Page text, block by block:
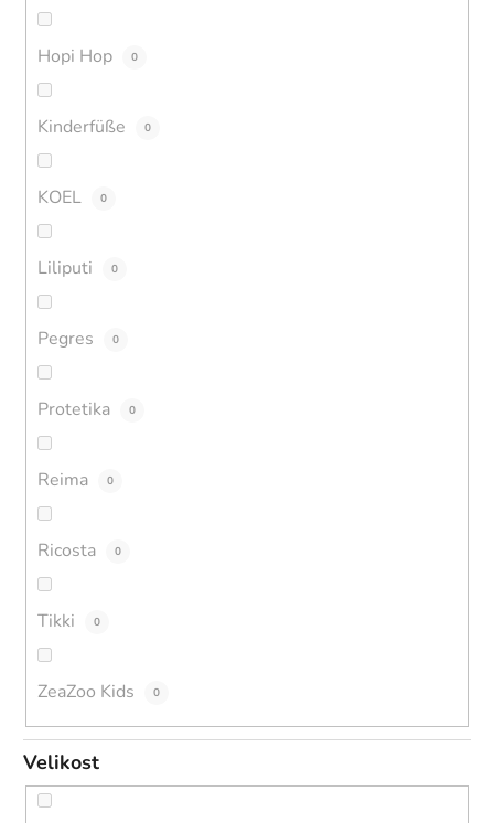
Hopi Hop 0
Kinderfüße 0
KOEL 0
Liliputi 0
Pegres 0
Protetika 0
Reima 0
Ricosta 0
Tikki 0
ZeaZoo Kids 0
Velikost